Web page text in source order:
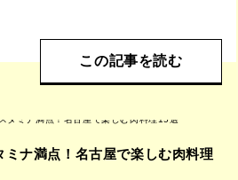
この記事を読む
ミナ満点！名古屋で楽しむ肉料理